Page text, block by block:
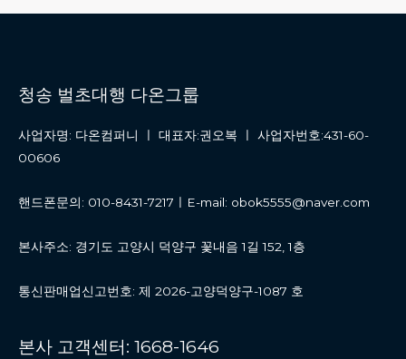
청송 벌초대행 다온그룹
사업자명: 다온컴퍼니 ㅣ 대표자:권오복 ㅣ 사업자번호:431-60-
00606
핸드폰문의: 010-8431-7217ㅣE-mail: obok5555@naver.com
본사주소: 경기도 고양시 덕양구 꽃내음 1길 152, 1층
통신판매업신고번호: 제 2026-고양덕양구-1087 호
본사 고객센터: 1668-1646